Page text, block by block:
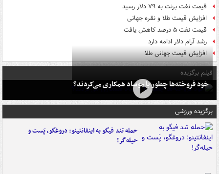
قیمت نفت برنت به ۷۹ دلار رسید
افزایش قیمت طلا و نقره جهانی
قیمت نفت ۵ درصد کاهش یافت
رشد آرام دلار ادامه دارد
افزایش قیمت جهانی طلا
فیلم برگزیده
خود فروخته‌ها چطور با موساد همکاری می‌کردند؟
برگزیده ورزشی
حمله تند فیگو به اینفانتینو: دروغگو، پَست‌ و
حیله‌گر!